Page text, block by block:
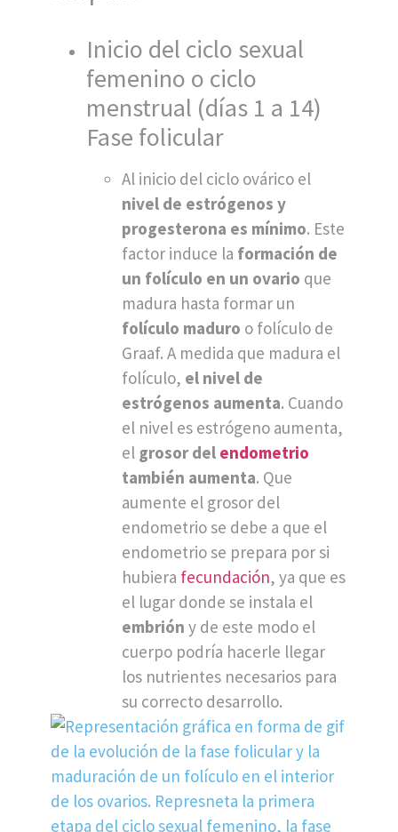
Inicio del ciclo sexual
femenino o ciclo
menstrual (días 1 a 14)
Fase folicular
Al inicio del ciclo ovárico el
nivel de estrógenos y
progesterona es mínimo. Este
factor induce la formación de
un folículo en un ovario que
madura hasta formar un
folículo maduro o folículo de
Graaf. A medida que madura el
folículo, el nivel de
estrógenos aumenta. Cuando
el nivel es estrógeno aumenta,
el grosor del endometrio
también aumenta. Que
aumente el grosor del
endometrio se debe a que el
endometrio se prepara por si
hubiera fecundación, ya que es
el lugar donde se instala el
embrión y de este modo el
cuerpo podría hacerle llegar
los nutrientes necesarios para
su correcto desarrollo.